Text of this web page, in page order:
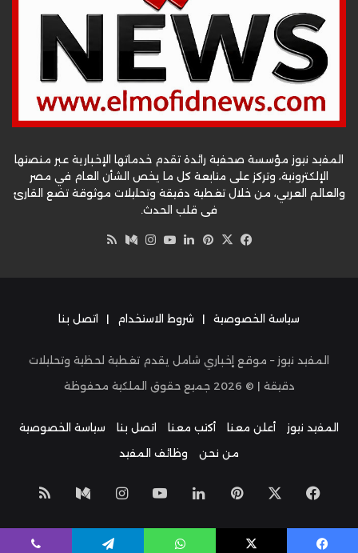
المفيد نيوز مؤسسة صحفية رائدة تقدم خدماتها الإخبارية عبر منصتها
الإلكترونية، وتركز على متابعة كل ما يخص الشأن العام في مصر
والعالم العربي، من خلال تغطية دقيقة وتحليلات موثوقة تضع القارئ
في قلب الحدث.
فيسبوك
‫X بينتيريست
لينكدإن‫YouTube
انستقرام
وسط
سياسة الخصوصية | شروط الاستخدام | اتصل بنا
المفيد نيوز – موقع إخباري شامل يقدم تغطية لحظية وتحليلات
دقيقة | © 2026 جميع حقوق الملكية محفوظة
المفيد نيوز أعلن معنا أكتب معنا اتصل بنا
سياسة الخصوصية
من نحن
وظائف المفيد
فيسبوك بينتيريست
لينكدإن‫YouTube
انستقراموسط